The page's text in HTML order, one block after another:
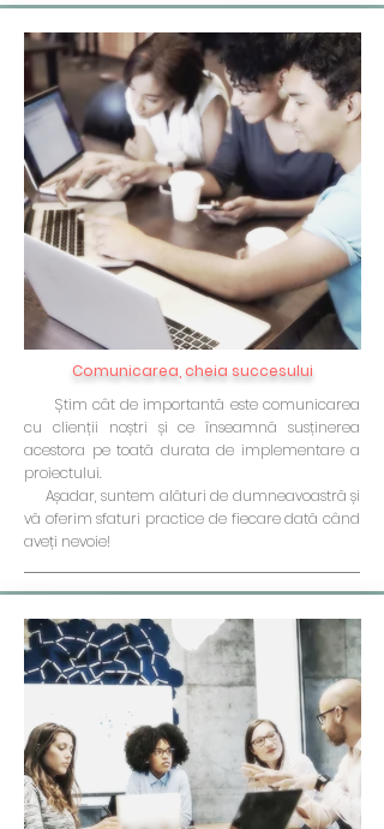
Comunicarea, cheia succesului
Știm cât de importantă este comunicarea
cu clienții noștri și ce înseamnă susținerea
acestora pe toată durata de implementare a
proiectului.
Așadar, suntem alături de dumneavoastră și
vă oferim sfaturi practice de fiecare dată când
aveți nevoie!